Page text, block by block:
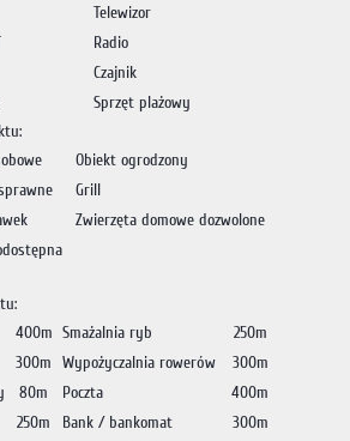
Telewizor
Radio
Czajnik
Sprzęt plażowy
Obiekt ogrodzony
Grill
Zwierzęta domowe dozwolone
400m Smażalnia ryb
250m
300m Wypożyczalnia rowerów
300m
80m Poczta
400m
250m Bank / bankomat
300m